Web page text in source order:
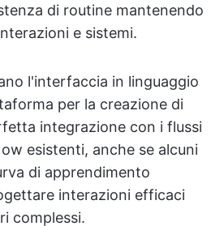
di routine mantenendo
e sistemi.
l'interfaccia in linguaggio
per la creazione di
integrazione con i flussi
esistenti, anche se alcuni
di apprendimento
interazioni efficaci
complessi.